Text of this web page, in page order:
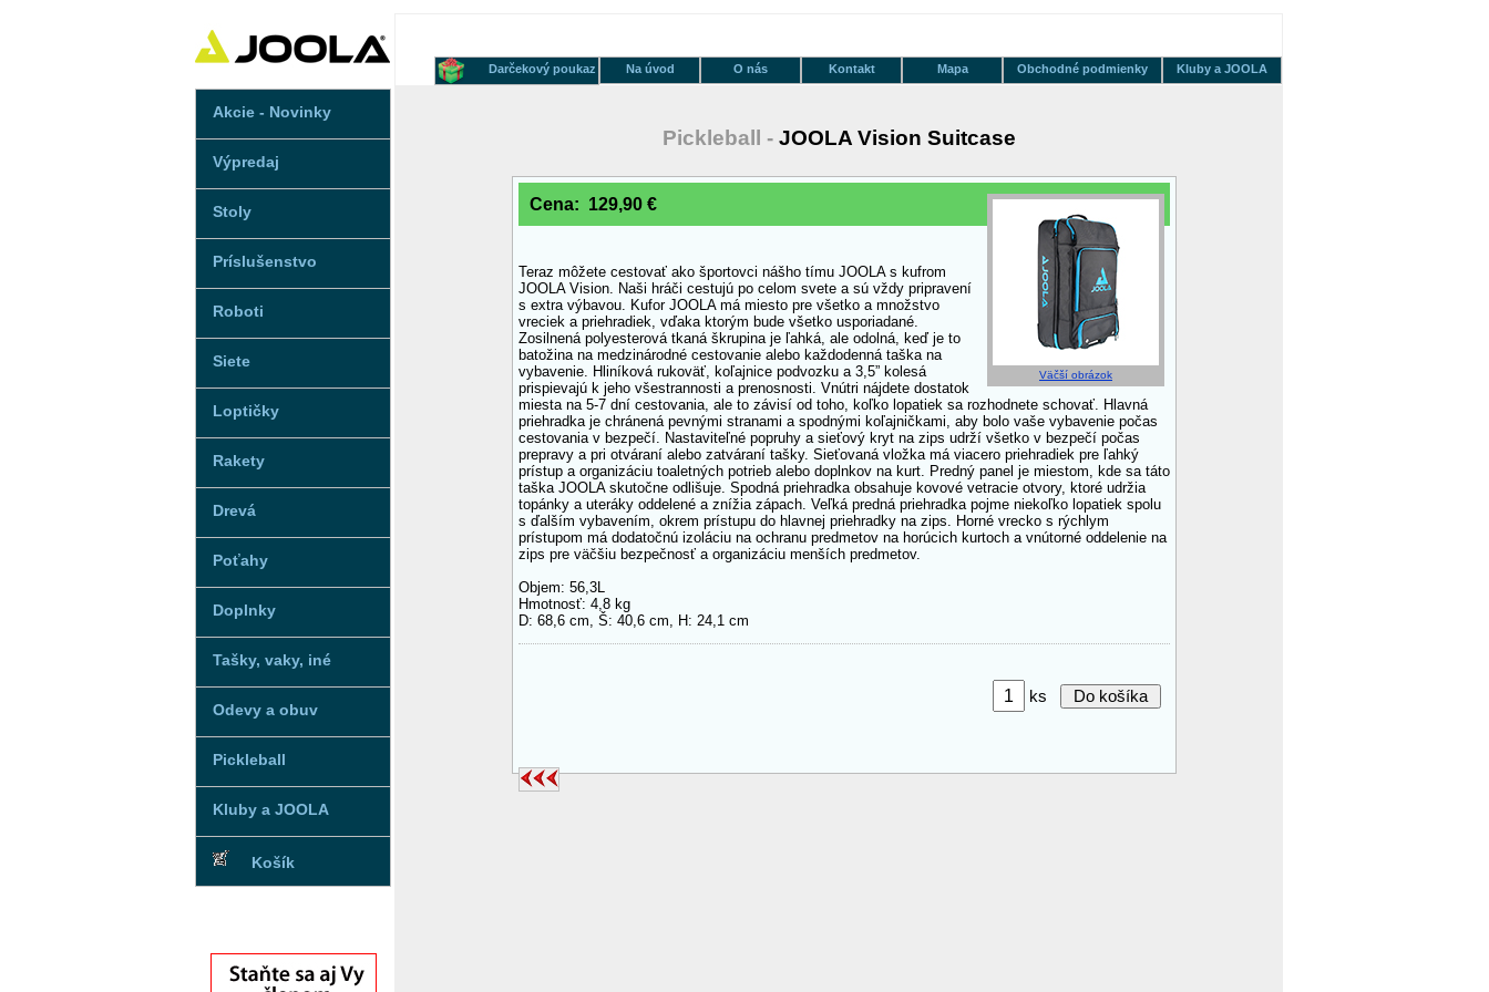
Akcie - Novinky
Výpredaj
Stoly
Príslušenstvo
Roboti
Siete
Loptičky
Rakety
Drevá
Poťahy
Doplnky
Tašky, vaky, iné
Odevy a obuv
Pickleball
Kluby a JOOLA
Košík
Kluby a JOOLA
Obchodné podmienky
Mapa
Kontakt
O nás
Na úvod
Darčekový poukaz
Pickleball - JOOLA Vision Suitcase
Väčší obrázok
Cena: 129,90 €
Teraz môžete cestovať ako športovci nášho tímu JOOLA s kufrom
JOOLA Vision. Naši hráči cestujú po celom svete a sú vždy pripravení
s extra výbavou. Kufor JOOLA má miesto pre všetko a množstvo
vreciek a priehradiek, vďaka ktorým bude všetko usporiadané.
Zosilnená polyesterová tkaná škrupina je ľahká, ale odolná, keď je to
batožina na medzinárodné cestovanie alebo každodenná taška na
vybavenie. Hliníková rukoväť, koľajnice podvozku a 3,5” kolesá
prispievajú k jeho všestrannosti a prenosnosti. Vnútri nájdete dostatok
miesta na 5-7 dní cestovania, ale to závisí od toho, koľko lopatiek sa rozhodnete schovať. Hlavná
priehradka je chránená pevnými stranami a spodnými koľajničkami, aby bolo vaše vybavenie počas
cestovania v bezpečí. Nastaviteľné popruhy a sieťový kryt na zips udrží všetko v bezpečí počas
prepravy a pri otváraní alebo zatváraní tašky. Sieťovaná vložka má viacero priehradiek pre ľahký
prístup a organizáciu toaletných potrieb alebo doplnkov na kurt. Predný panel je miestom, kde sa táto
taška JOOLA skutočne odlišuje. Spodná priehradka obsahuje kovové vetracie otvory, ktoré udržia
topánky a uteráky oddelené a znížia zápach. Veľká predná priehradka pojme niekoľko lopatiek spolu
s ďalším vybavením, okrem prístupu do hlavnej priehradky na zips. Horné vrecko s rýchlym
prístupom má dodatočnú izoláciu na ochranu predmetov na horúcich kurtoch a vnútorné oddelenie na
zips pre väčšiu bezpečnosť a organizáciu menších predmetov.
Objem: 56,3L
Hmotnosť: 4,8 kg
D: 68,6 cm, Š: 40,6 cm, H: 24,1 cm
ks